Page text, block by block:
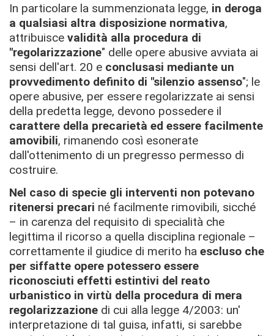
In particolare la summenzionata legge, in deroga
a qualsiasi altra disposizione normativa,
attribuisce validità alla procedura di
"regolarizzazione" delle opere abusive avviata ai
sensi dell'art. 20 e conclusasi mediante un
provvedimento definito di "silenzio assenso"; le
opere abusive, per essere regolarizzate ai sensi
della predetta legge, devono possedere il
carattere della precarietà ed essere facilmente
amovibili, rimanendo così esonerate
dall'ottenimento di un pregresso permesso di
costruire.
Nel caso di specie gli interventi non potevano
ritenersi precari né facilmente rimovibili, sicché
– in carenza del requisito di specialità che
legittima il ricorso a quella disciplina regionale –
correttamente il giudice di merito ha escluso che
per siffatte opere potessero essere
riconosciuti effetti estintivi del reato
urbanistico in virtù della procedura di mera
regolarizzazione di cui alla legge 4/2003: un'
interpretazione di tal guisa, infatti, si sarebbe